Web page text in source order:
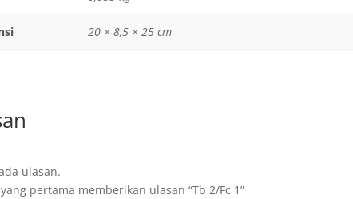
20 × 8,5 × 25 cm
ulasan.
pertama memberikan ulasan “Tb 2/Fc 1”